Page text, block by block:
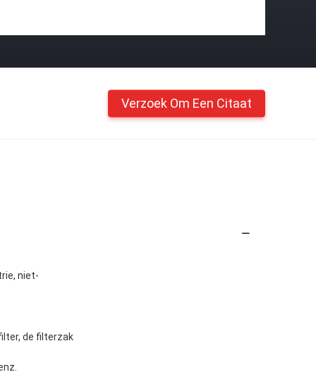
Verzoek Om Een Citaat
niet-
de filterzak